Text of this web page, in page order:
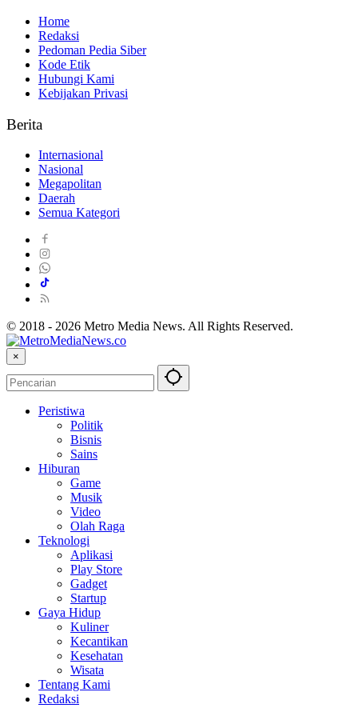
Home
Redaksi
Pedoman Pedia Siber
Kode Etik
Hubungi Kami
Kebijakan Privasi
Berita
Internasional
Nasional
Megapolitan
Daerah
Semua Kategori
© 2018 - 2026 Metro Media News. All Rights Reserved.
×
Peristiwa
Politik
Bisnis
Sains
Hiburan
Game
Musik
Video
Olah Raga
Teknologi
Aplikasi
Play Store
Gadget
Startup
Gaya Hidup
Kuliner
Kecantikan
Kesehatan
Wisata
Tentang Kami
Redaksi